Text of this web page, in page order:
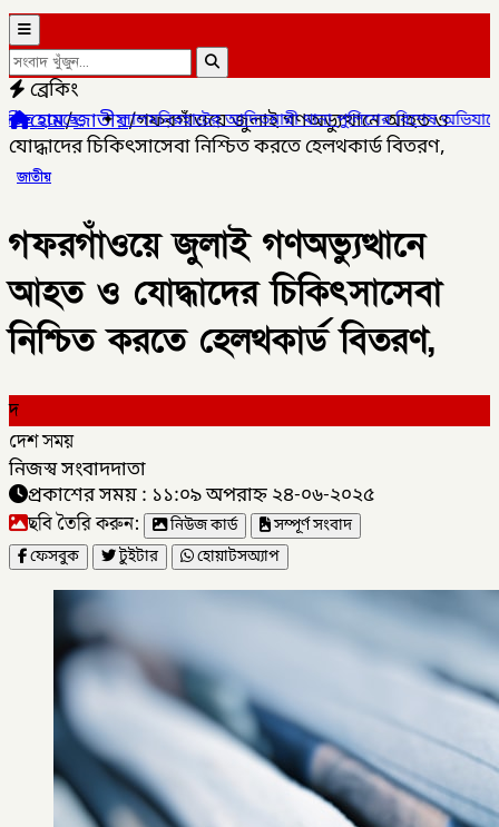
ব্রেকিং
আদিতমারী থানা পুলিশের বিশেষ অভিযানে , মাদক সম্রাট
হোম/জাতীয়/গফরগাঁওয়ে জুলাই গণঅভ্যুত্থানে আহত ও
যোদ্ধাদের চিকিৎসাসেবা নিশ্চিত করতে হেলথকার্ড বিতরণ,
জাতীয়
গফরগাঁওয়ে জুলাই গণঅভ্যুত্থানে
আহত ও যোদ্ধাদের চিকিৎসাসেবা
নিশ্চিত করতে হেলথকার্ড বিতরণ,
দ
দেশ সময়
নিজস্ব সংবাদদাতা
প্রকাশের সময় : ১১:০৯ অপরাহ্ন ২৪-০৬-২০২৫
ছবি তৈরি করুন: নিউজ কার্ড
সম্পূর্ণ সংবাদ
ফেসবুক
টুইটার হোয়াটসঅ্যাপ